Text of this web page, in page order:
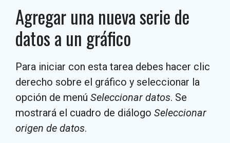
Agregar una nueva serie de
datos a un gráfico
Para iniciar con esta tarea debes hacer clic
derecho sobre el gráfico y seleccionar la
opción de menú Seleccionar datos. Se
mostrará el cuadro de diálogo Seleccionar
origen de datos.